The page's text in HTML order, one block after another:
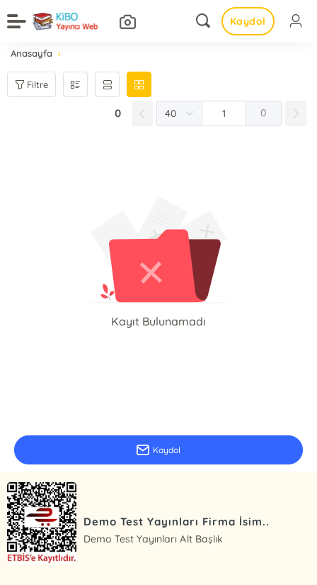
Kaydol
Anasayfa
Filtre
0 0
Kayıt Bulunamadı
Kaydol
Demo Test Yayınları Firma İsim..
Demo Test Yayınları Alt Başlık